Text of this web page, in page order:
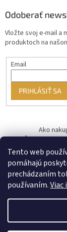
Tento web
pomáhajú
prechádzaním
používaním.Viac
Odoberať
Vložte svoj e-mail a
produktoch na
Email
PRIHLÁSIŤ SA
Ako